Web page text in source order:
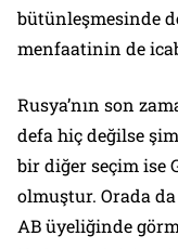
bütünleşmesinde
menfaatinin de
Rusya’nın son
defa hiç değilse
bir diğer seçim ise
olmuştur. Orada
AB üyeliğinde